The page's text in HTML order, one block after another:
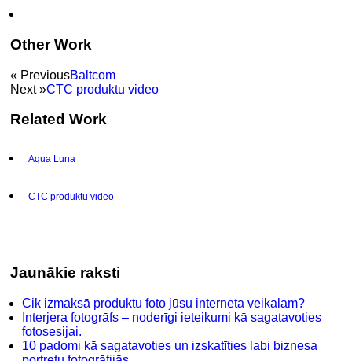
Other Work
« PreviousBaltcom
Next »CTC produktu video
Related Work
Aqua Luna
CTC produktu video
Jaunākie raksti
Cik izmaksā produktu foto jūsu interneta veikalam?
Interjera fotogrāfs – noderīgi ieteikumi kā sagatavoties
fotosesijai.
10 padomi kā sagatavoties un izskatīties labi biznesa